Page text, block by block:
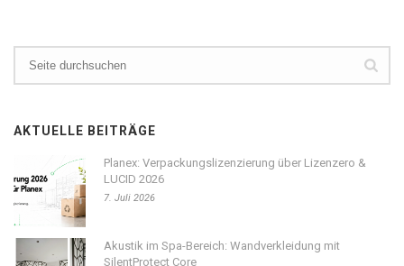
AKTUELLE BEITRÄGE
Planex: Verpackungslizenzierung über Lizenzero &
LUCID 2026
7. Juli 2026
Akustik im Spa-Bereich: Wandverkleidung mit
SilentProtect Core